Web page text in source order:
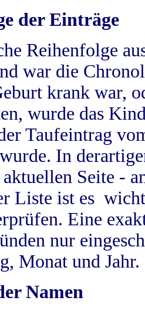
der Einträge
Reihenfolge
war die
krank war,
wurde das
Taufeintrag
In
Seite -
Liste ist es
Eine
nur
Monat und Jahr.
Namen